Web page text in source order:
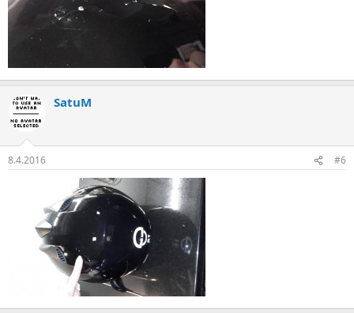
SatuM
8.4.2016 #6